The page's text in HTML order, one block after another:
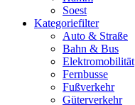
Soest
Kategoriefilter
Auto & Straße
Bahn & Bus
Elektromobilität
Fernbusse
Fußverkehr
Güterverkehr